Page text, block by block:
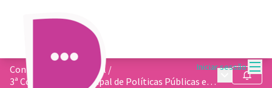
Iniciar sessão
Conferências Municipal /
3ª Conferência Municipal de Políticas Públicas e Direitos Humanos das Pessoas LGBTQIAPN+ de Contagem
MenuSeguir